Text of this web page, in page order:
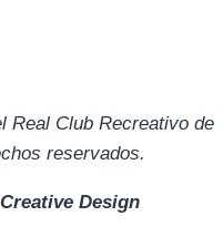
Real Club Recreativo de
reservados.
Design